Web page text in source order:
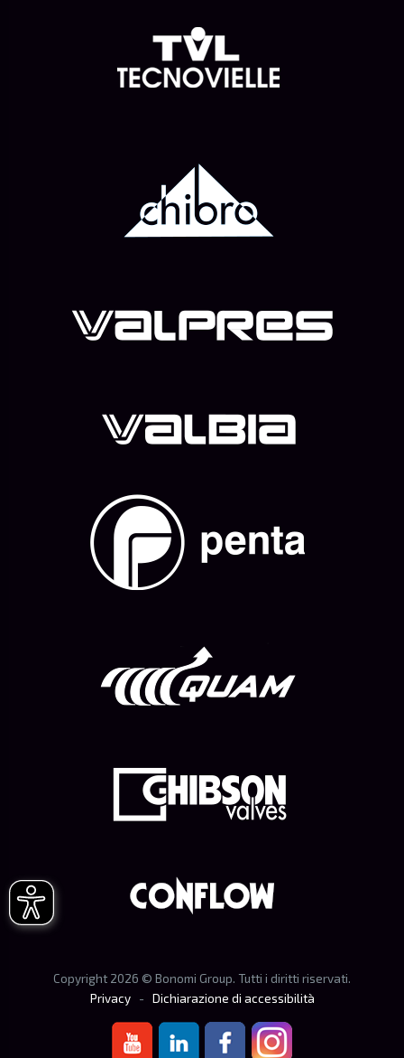
Copyright 2026 © Bonomi Group. Tutti i diritti riservati.
Privacy- Dichiarazione di accessibilità